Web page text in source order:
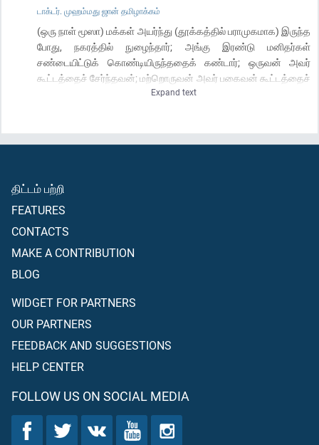
டாக்டர். முஹம்மது ஜான் தமிழாக்கம்
(ஒரு நாள் மூஸா) மக்கள் அயர்ந்து (தூக்கத்தில் பராமுகமாக) இருந்த
போது, நகரத்தில் நுழைந்தார்; அங்கு இரண்டு மனிதர்கள்
சண்டையிட்டுக் கொண்டியிருந்ததைக் கண்டார்; ஒருவன் அவர்
கூட்டத்தைச் சேர்ந்தவன்; மற்றொருவன் அவர் பகைவன் கூட்டத்தைச்
சேர்ந்தவன்; பகைவனுக்கெதிராக உதவி செய்யுமாறு அவர்
Expand text
திட்டம் பற்றி
FEATURES
CONTACTS
MAKE A CONTRIBUTION
BLOG
WIDGET FOR PARTNERS
OUR PARTNERS
FEEDBACK AND SUGGESTIONS
HELP CENTER
FOLLOW US ON SOCIAL MEDIA